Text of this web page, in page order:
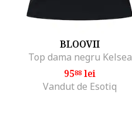
BLOOVII
Top dama negru Kelsea
9588 lei
Vandut de Esotiq